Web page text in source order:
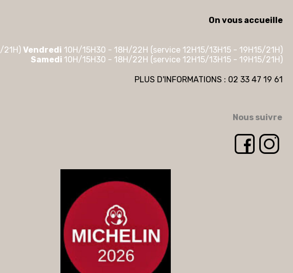
On vous accueille
21H) Vendredi 10H/15H30 - 18H/22H (service 12H15/13H15 - 19H15/21H)
Samedi 10H/15H30 - 18H/22H (service 12H15/13H15 - 19H15/21H)
PLUS D'INFORMATIONS : 02 33 47 19 61
Nous suivre